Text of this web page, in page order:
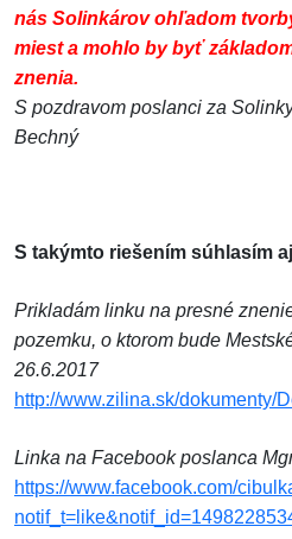
nás Solinkárov ohľadom
miest a mohlo by byť
znenia.
S pozdravom poslanci za
Bechný
S takýmto riešením súhlasím
Prikladám linku na presné
pozemku, o ktorom bude
26.6.2017
http://www.zilina.sk/dokumenty/
Linka na Facebook poslanca
https://www.facebook.com/